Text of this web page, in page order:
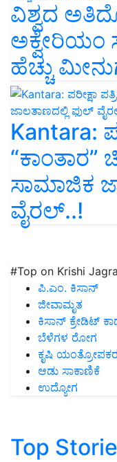
ವಿಶ್ವದ
ಅಕ್ವೇರಿಯಂ
ಹೆಚ್ಚು
Kantara:
“ಕಾಂತಾರ”
ಸಾಮಾಜಿಕ
ವೈರಲ್..!
#Top on Krishi
ಪಿ.ಎಂ. ಕಿಸಾನ್
ಜೀವಾಮೃತ
ಕಿಸಾನ್ ಕ್ರೇಡಿಟ್
ಬೆಳೆಗಳ ರೋಗ
ಕೃಷಿ
ಆಡು ಸಾಕಾಣಿಕೆ
ಉದ್ಯೋಗ
Top